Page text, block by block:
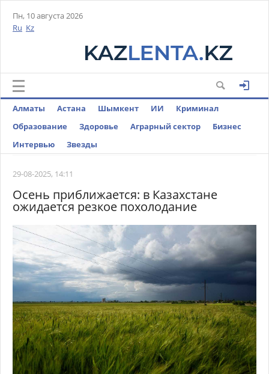
Пн, 10 августа 2026
Ru Kz
Алматы Астана Шымкент ИИ
Криминал
Образование
Здоровье Аграрный сектор
Бизнес
Интервью
Звезды
29-08-2025, 14:11
Осень приближается: в Казахстане
ожидается резкое похолодание